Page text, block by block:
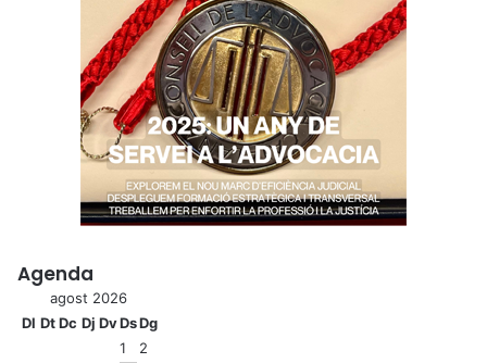
Agenda
agost 2026
Dl DtDc Dj DvDsDg
1
2